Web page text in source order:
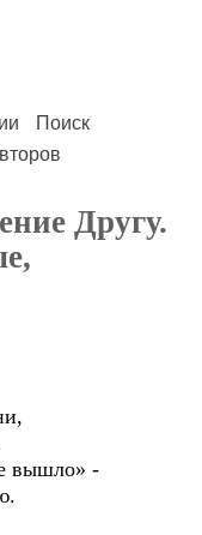
Поиск
Другу.
вышло» -